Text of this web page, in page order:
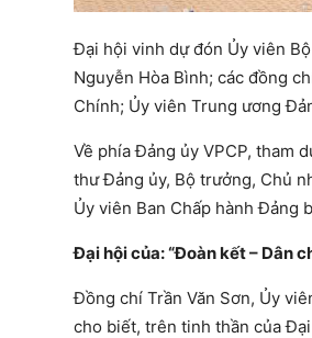
Đại hội vinh dự đón Ủy viên
Nguyễn Hòa Bình; các đồng
Chính; Ủy viên Trung ương
Về phía Đảng ủy VPCP, tham
thư Đảng ủy, Bộ trưởng, Chủ
Ủy viên Ban Chấp hành Đảng
Đại hội của: “Đoàn kết – Dân
Đồng chí Trần Văn Sơn, Ủy
cho biết, trên tinh thần của